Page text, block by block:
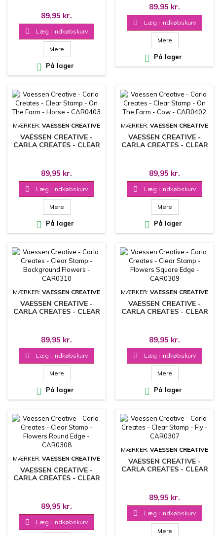
89,95 kr.
 Læg i indkøbskurv
Mere
 På lager
89,95 kr.
 Læg i indkøbskurv
Mere
 På lager
MÆRKER: VAESSEN CREATIVE
VAESSEN CREATIVE -
CARLA CREATES - CLEAR
89,95 kr.
 Læg i indkøbskurv
Mere
 På lager
MÆRKER: VAESSEN CREATIVE
VAESSEN CREATIVE -
CARLA CREATES - CLEAR
89,95 kr.
 Læg i indkøbskurv
Mere
 På lager
MÆRKER: VAESSEN CREATIVE
VAESSEN CREATIVE -
CARLA CREATES - CLEAR
89,95 kr.
 Læg i indkøbskurv
Mere
 På lager
MÆRKER: VAESSEN CREATIVE
VAESSEN CREATIVE -
CARLA CREATES - CLEAR
89,95 kr.
 Læg i indkøbskurv
Mere
 På lager
MÆRKER: VAESSEN CREATIVE
VAESSEN CREATIVE -
CARLA CREATES - CLEAR
89,95 kr.
 Læg i indkøbskurv
MÆRKER: VAESSEN CREATIVE
VAESSEN CREATIVE -
CARLA CREATES - CLEAR
89,95 kr.
 Læg i indkøbskurv
Mere